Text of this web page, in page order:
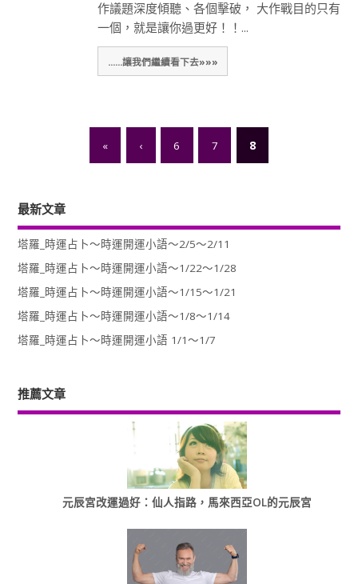
作議題深度傾聽、各個擊破， 大作戰目的只有
一個，就是讓你過更好！！...
......讓我們繼續看下去»»»
« ‹ 6 7 8
最新文章
塔羅_時運占卜～時運開運小語～2/5～2/11
塔羅_時運占卜～時運開運小語～1/22～1/28
塔羅_時運占卜～時運開運小語～1/15～1/21
塔羅_時運占卜～時運開運小語～1/8～1/14
塔羅_時運占卜～時運開運小語 1/1～1/7
推薦文章
元辰宮改運過好：仙人指路，馬來西亞OL的元辰宮